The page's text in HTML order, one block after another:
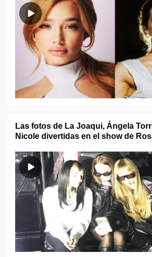
Las fotos de La Joaqui, Ángela
Nicole divertidas en el show de